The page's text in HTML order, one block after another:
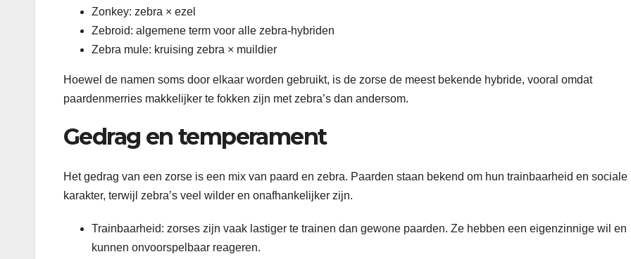
Zonkey: zebra × ezel
Zebroid: algemene term voor alle zebra-hybriden
Zebra mule: kruising zebra × muildier
Hoewel de namen soms door elkaar worden gebruikt, is de zorse de meest bekende hybride, vooral omdat
paardenmerries makkelijker te fokken zijn met zebra’s dan andersom.
Gedrag en temperament
Het gedrag van een zorse is een mix van paard en zebra. Paarden staan bekend om hun trainbaarheid en sociale
karakter, terwijl zebra’s veel wilder en onafhankelijker zijn.
Trainbaarheid: zorses zijn vaak lastiger te trainen dan gewone paarden. Ze hebben een eigenzinnige wil en
kunnen onvoorspelbaar reageren.